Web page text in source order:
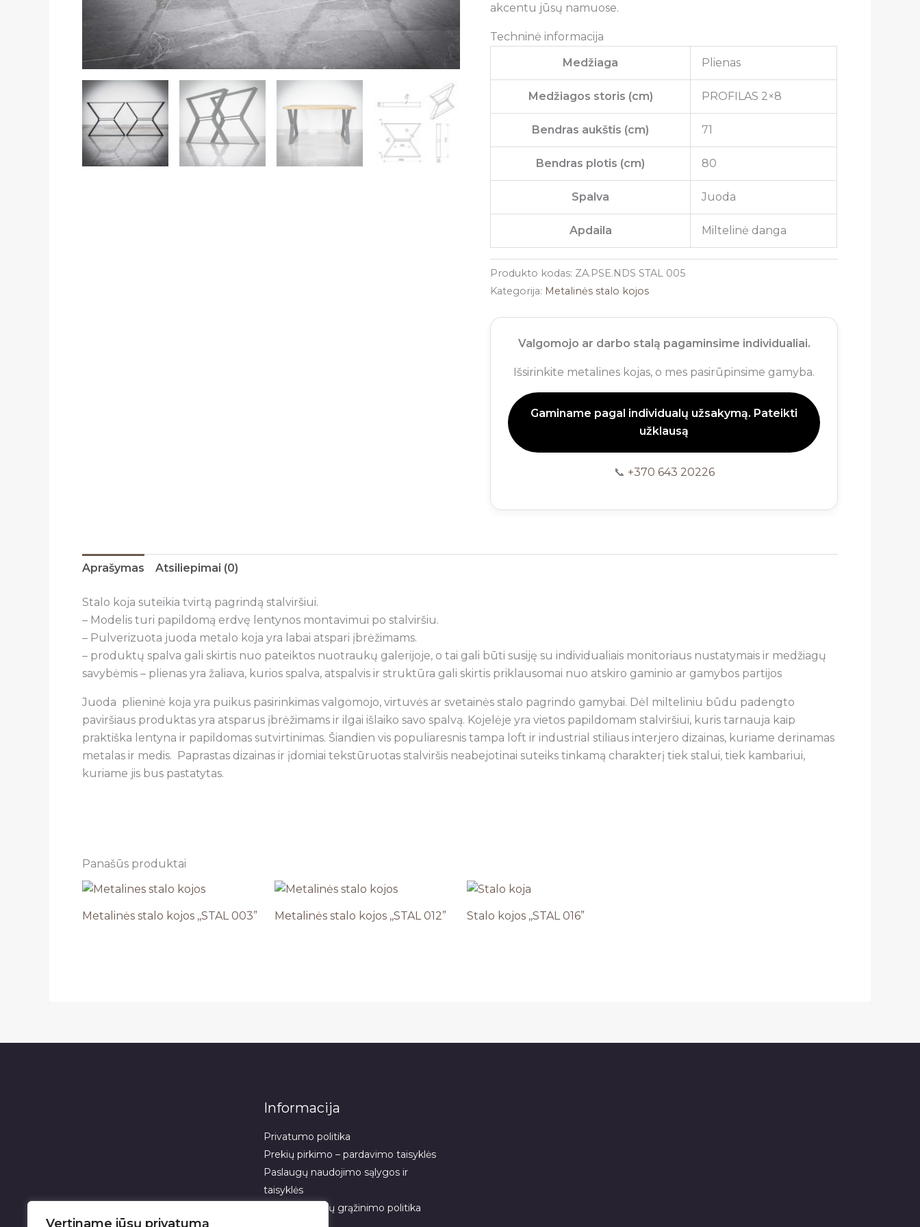
Vertiname jūsų privatumą
akcentu jūsų namuose.
Techninė informacija
Medžiaga
Plienas
Medžiagos storis (cm) PROFILAS 2×8
Bendras aukštis (cm) 71
Bendras plotis (cm) 80
Spalva Juoda
Apdaila Miltelinė danga
Produkto kodas: ZA.PSE.NDS STAL 005
Kategorija: Metalinės stalo kojos
Valgomojo ar darbo stalą pagaminsime individualiai.
Išsirinkite metalines kojas, o mes pasirūpinsime gamyba.
Gaminame pagal individualų užsakymą. Pateikti
užklausą
📞 +370 643 20226
Aprašymas Atsiliepimai (0)
Stalo koja suteikia tvirtą pagrindą stalviršiui.
– Modelis turi papildomą erdvę lentynos montavimui po stalviršiu.
– Pulverizuota juoda metalo koja yra labai atspari įbrėžimams.
– produktų spalva gali skirtis nuo pateiktos nuotraukų galerijoje, o tai gali būti susiję su individualiais monitoriaus nustatymais ir medžiagų
savybėmis – plienas yra žaliava, kurios spalva, atspalvis ir struktūra gali skirtis priklausomai nuo atskiro gaminio ar gamybos partijos
Juoda plieninė koja yra puikus pasirinkimas valgomojo, virtuvės ar svetainės stalo pagrindo gamybai. Dėl milteliniu būdu padengto
paviršiaus produktas yra atsparus įbrėžimams ir ilgai išlaiko savo spalvą. Kojelėje yra vietos papildomam stalviršiui, kuris tarnauja kaip
praktiška lentyna ir papildomas sutvirtinimas. Šiandien vis populiaresnis tampa loft ir industrial stiliaus interjero dizainas, kuriame derinamas
metalas ir medis. Paprastas dizainas ir įdomiai tekstūruotas stalviršis neabejotinai suteiks tinkamą charakterį tiek stalui, tiek kambariui,
kuriame jis bus pastatytas.
Panašūs produktai
Metalinės stalo kojos ,,STAL 003” Metalinės stalo kojos ,,STAL 012” Stalo kojos ,,STAL 016”
Informacija
Privatumo politika
Prekių pirkimo – pardavimo taisyklės
Paslaugų naudojimo sąlygos ir
taisyklės
Pinigų ir prekių grąžinimo politika